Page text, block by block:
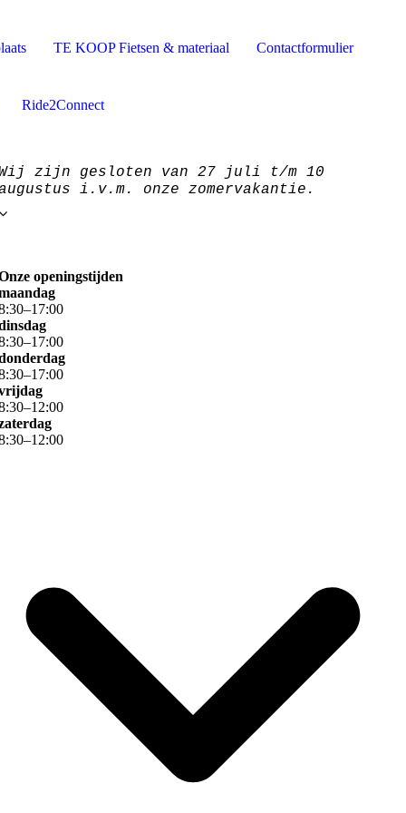
TE KOOP Fietsen & materiaal Contactformulier
Ride2Connect
zijn gesloten van 27 juli t/m 10
i.v.m. onze zomervakantie.
openingstijden
:30–17:00
:30–17:00
:30–17:00
:30–12:00
:30–12:00